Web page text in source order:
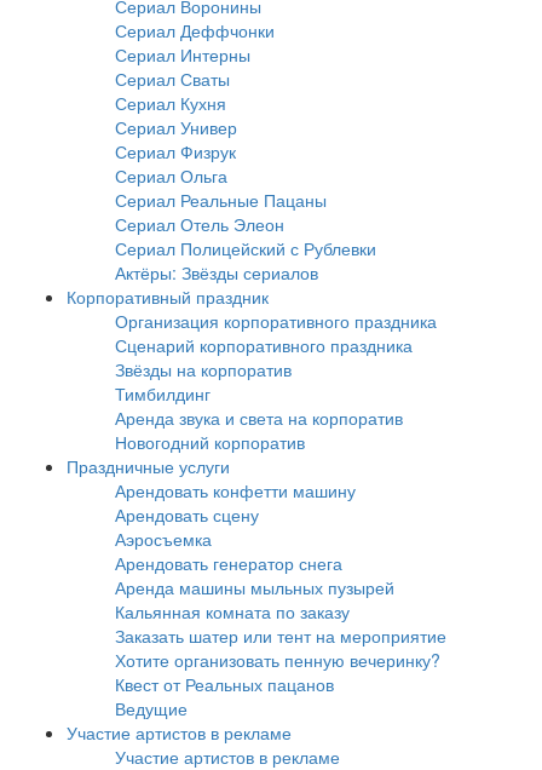
Сериал Воронины
Сериал Деффчонки
Сериал Интерны
Сериал Сваты
Сериал Кухня
Сериал Универ
Сериал Физрук
Сериал Ольга
Сериал Реальные Пацаны
Сериал Отель Элеон
Сериал Полицейский с Рублевки
Актёры: Звёзды сериалов
Корпоративный праздник
Организация корпоративного праздника
Сценарий корпоративного праздника
Звёзды на корпоратив
Тимбилдинг
Аренда звука и света на корпоратив
Новогодний корпоратив
Праздничные услуги
Арендовать конфетти машину
Арендовать сцену
Аэросъемка
Арендовать генератор снега
Аренда машины мыльных пузырей
Кальянная комната по заказу
Заказать шатер или тент на мероприятие
Хотите организовать пенную вечеринку?
Квест от Реальных пацанов
Ведущие
Участие артистов в рекламе
Участие артистов в рекламе